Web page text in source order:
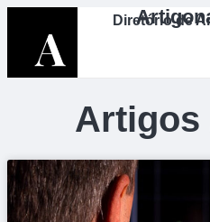
Diretório de
Artigos